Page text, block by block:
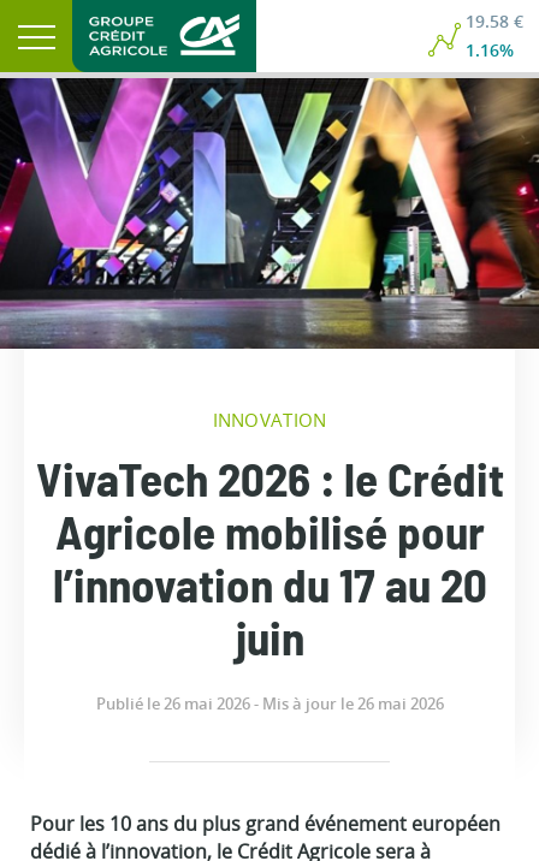
19.58 €
1.16%
INNOVATION
VivaTech 2026 : le Crédit
Agricole mobilisé pour
l’innovation du 17 au 20
juin
Publié le 26 mai 2026 - Mis à jour le 26 mai 2026
Pour les 10 ans du plus grand événement européen
dédié à l’innovation, le Crédit Agricole sera à